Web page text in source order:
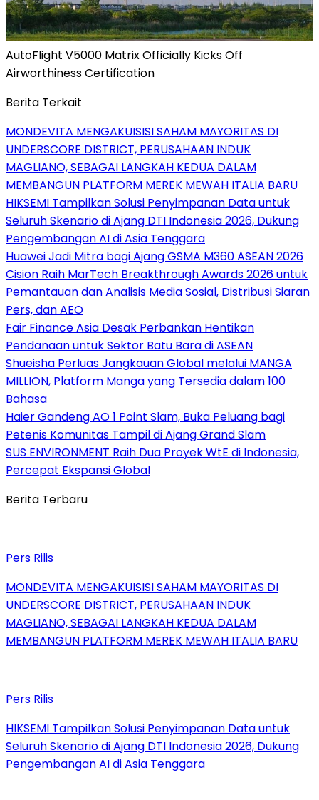
AutoFlight V5000 Matrix Officially Kicks Off
Airworthiness Certification
Berita Terkait
MONDEVITA MENGAKUISISI SAHAM MAYORITAS DI
UNDERSCORE DISTRICT, PERUSAHAAN INDUK
MAGLIANO, SEBAGAI LANGKAH KEDUA DALAM
MEMBANGUN PLATFORM MEREK MEWAH ITALIA BARU
HIKSEMI Tampilkan Solusi Penyimpanan Data untuk
Seluruh Skenario di Ajang DTI Indonesia 2026, Dukung
Pengembangan AI di Asia Tenggara
Huawei Jadi Mitra bagi Ajang GSMA M360 ASEAN 2026
Cision Raih MarTech Breakthrough Awards 2026 untuk
Pemantauan dan Analisis Media Sosial, Distribusi Siaran
Pers, dan AEO
Fair Finance Asia Desak Perbankan Hentikan
Pendanaan untuk Sektor Batu Bara di ASEAN
Shueisha Perluas Jangkauan Global melalui MANGA
MILLION, Platform Manga yang Tersedia dalam 100
Bahasa
Haier Gandeng AO 1 Point Slam, Buka Peluang bagi
Petenis Komunitas Tampil di Ajang Grand Slam
SUS ENVIRONMENT Raih Dua Proyek WtE di Indonesia,
Percepat Ekspansi Global
Berita Terbaru
Pers Rilis
MONDEVITA MENGAKUISISI SAHAM MAYORITAS DI
UNDERSCORE DISTRICT, PERUSAHAAN INDUK
MAGLIANO, SEBAGAI LANGKAH KEDUA DALAM
MEMBANGUN PLATFORM MEREK MEWAH ITALIA BARU
Pers Rilis
HIKSEMI Tampilkan Solusi Penyimpanan Data untuk
Seluruh Skenario di Ajang DTI Indonesia 2026, Dukung
Pengembangan AI di Asia Tenggara